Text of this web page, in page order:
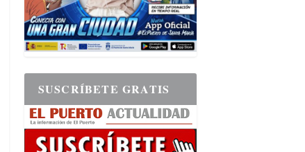
SUSCRÍBETE GRATIS